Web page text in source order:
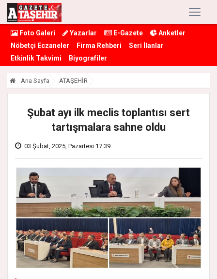
Foto Galeri Yazarlar E-Gazete
Anketler
Nöbetçi Eczaneler
Firma Rehberi
Seri İlanlar
Etkinlik Takvimi
Biyografiler
Ana Sayfa ATAŞEHİR
Şubat ayı ilk meclis toplantısı sert
tartışmalara sahne oldu
03 Şubat, 2025, Pazartesi 17:39